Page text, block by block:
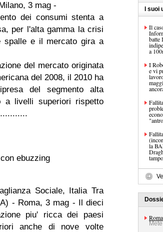
3 mag -
dei consumi stenta a
per l'alta gamma la crisi
spalle e il mercato gira a
del mercato originata
del 2008, il 2010 ha
del segmento alta
a livelli superiori rispetto
ebuzzing
Sociale, Italia Tra
- Roma, 3 mag - Il dieci
piu' ricca dei paesi
anche di nove volte
I
Il
batte
a
I
e vi
la
Roma
Mete